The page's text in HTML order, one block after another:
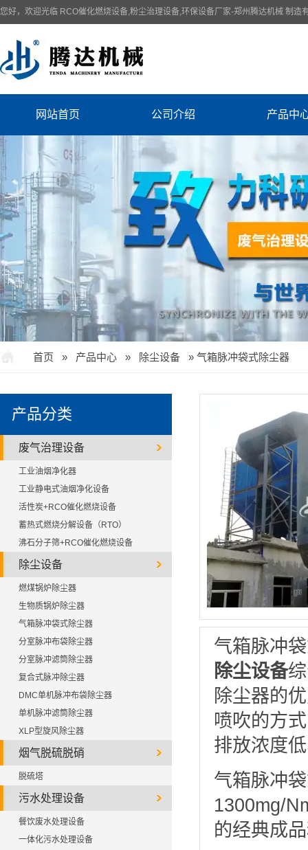
您好，欢迎光临 RCO催化燃烧设备,粉尘治理设备,环保设备厂家-郑州腾达机械 制造
网站首页 公司介绍 产品中
首页 » 产品中心 » 除尘设备 » 气箱脉冲袋式除尘器
产品分类
废气治理设备
工业油烟净化器
工业静电式油烟净化设备
活性炭+RCO催化燃烧设备
蓄热式燃烧分解设备（RTO）
沸石分子筛+RCO催化燃烧设备
除尘设备
燃煤锅炉除尘器
生物质锅炉除尘器
气箱脉冲袋式除尘器
分室脉冲布袋除尘器
分室脉冲滤筒除尘器
复合式脉冲除尘器
DMC单机脉冲布袋除尘器
单机脉冲滤筒除尘器
XLP型旋风除尘器
烟气脱硫脱硝
脱硫塔
污水处理设备
餐饮废水处理设备
一体化污水处理设备
气箱脉冲
除尘设备
除尘器的
喷吹的方
排放浓度
气箱脉冲
1300mg/
的经典成